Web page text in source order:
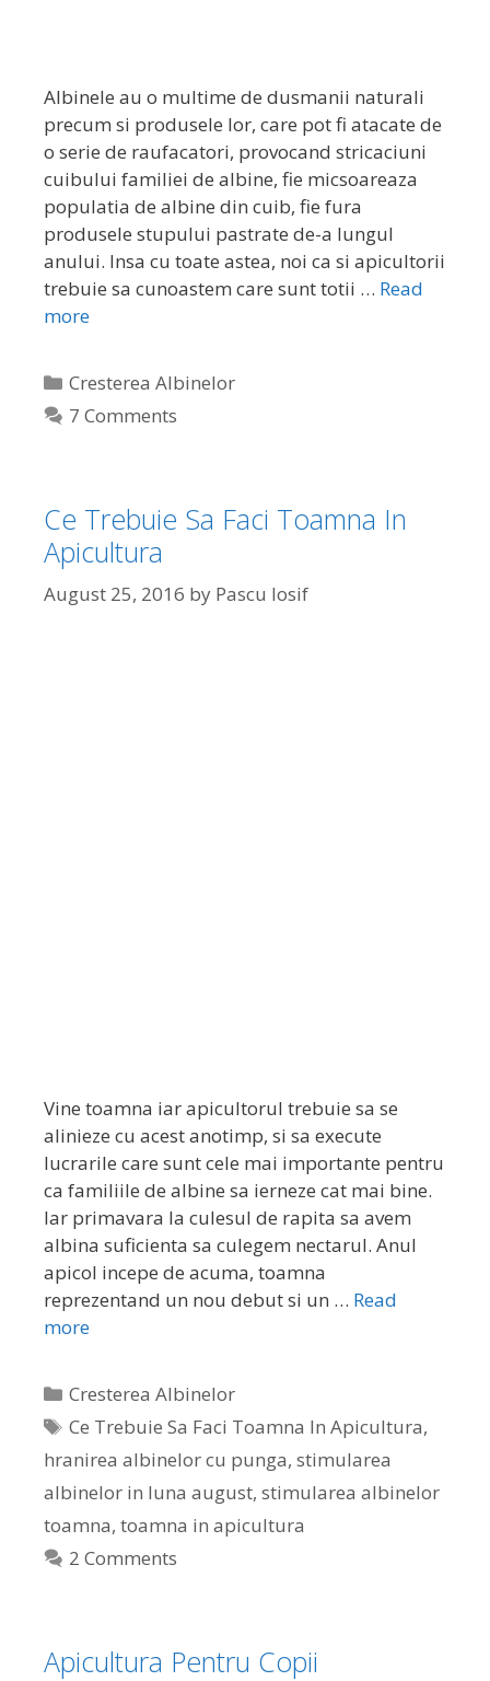
Albinele au o multime de dusmanii naturali
precum si produsele lor, care pot fi atacate de
o serie de raufacatori, provocand stricaciuni
cuibului familiei de albine, fie micsoareaza
populatia de albine din cuib, fie fura
produsele stupului pastrate de-a lungul
anului. Insa cu toate astea, noi ca si apicultorii
trebuie sa cunoastem care sunt totii … Read
more
Cresterea Albinelor
7 Comments
Ce Trebuie Sa Faci Toamna In
Apicultura
August 25, 2016 by Pascu Iosif
Vine toamna iar apicultorul trebuie sa se
alinieze cu acest anotimp, si sa execute
lucrarile care sunt cele mai importante pentru
ca familiile de albine sa ierneze cat mai bine.
Iar primavara la culesul de rapita sa avem
albina suficienta sa culegem nectarul. Anul
apicol incepe de acuma, toamna
reprezentand un nou debut si un … Read
more
Cresterea Albinelor
Ce Trebuie Sa Faci Toamna In Apicultura,
hranirea albinelor cu punga, stimularea
albinelor in luna august, stimularea albinelor
toamna, toamna in apicultura
2 Comments
Apicultura Pentru Copii